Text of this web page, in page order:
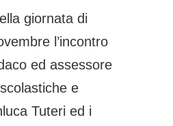
giornata di
l’incontro
ed assessore
e
Tuteri ed i